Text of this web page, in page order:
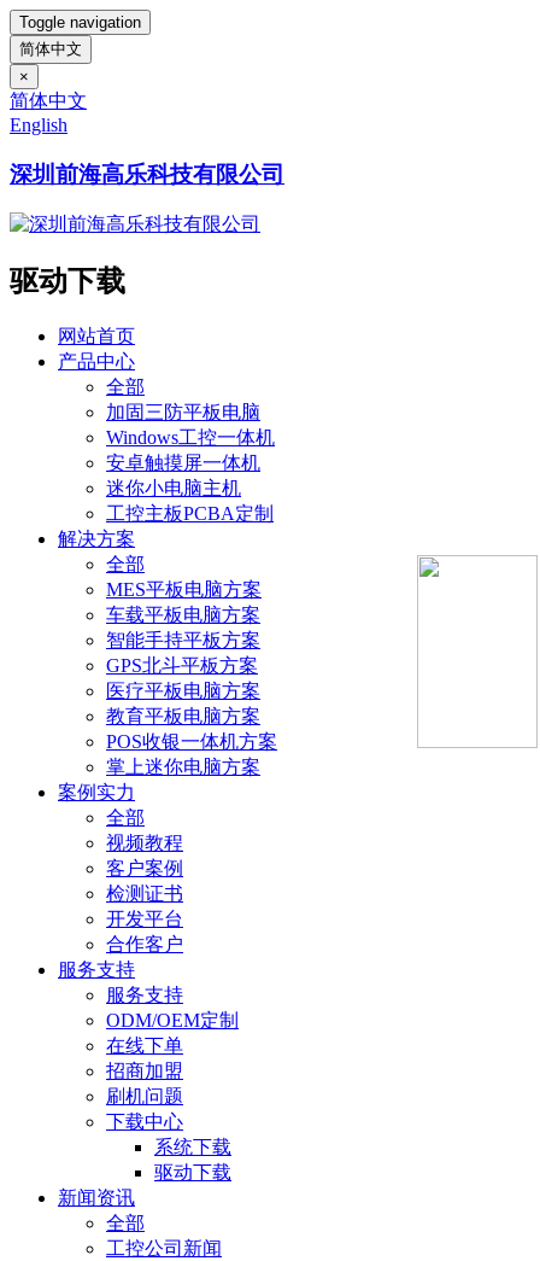
Toggle navigation
简体中文
×
简体中文
English
深圳前海高乐科技有限公司
驱动下载
网站首页
产品中心
全部
加固三防平板电脑
Windows工控一体机
安卓触摸屏一体机
迷你小电脑主机
工控主板PCBA定制
解决方案
全部
MES平板电脑方案
车载平板电脑方案
智能手持平板方案
GPS北斗平板方案
医疗平板电脑方案
教育平板电脑方案
POS收银一体机方案
掌上迷你电脑方案
案例实力
全部
视频教程
客户案例
检测证书
开发平台
合作客户
服务支持
服务支持
ODM/OEM定制
在线下单
招商加盟
刷机问题
下载中心
系统下载
驱动下载
新闻资讯
全部
工控公司新闻